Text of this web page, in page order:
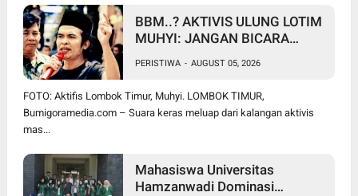
BBM..? AKTIVIS ULUNG LOTIM
MUHYI: JANGAN BICARA
BUPATI WAJIB CARI SOLUSI,
BUKAN SURUH RAKYAT DIAM
DI RUMAH
PERISTIWA - AUGUST 05, 2026
FOTO: Aktifis Lombok Timur, Muhyi. LOMBOK TIMUR,
Bumigoramedia.com – Suara keras meluap dari kalangan aktivis
mas...
Mahasiswa Universitas
Hamzanwadi Dominasi